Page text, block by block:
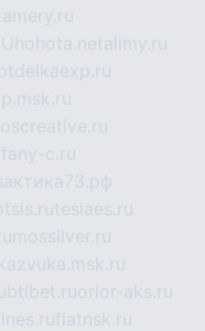
hohota.net alimy.ru
c.ru
tesiaes.ru
mossilver.ru
orior-aks.ru
flatnsk.ru